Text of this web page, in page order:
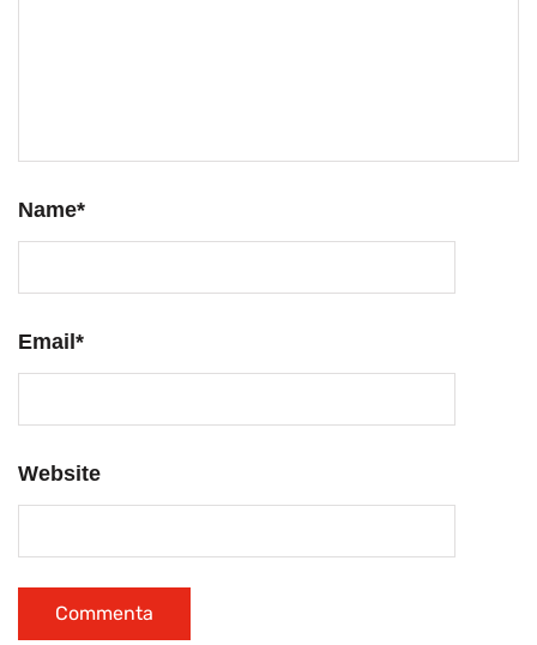
Name*
Email*
Website